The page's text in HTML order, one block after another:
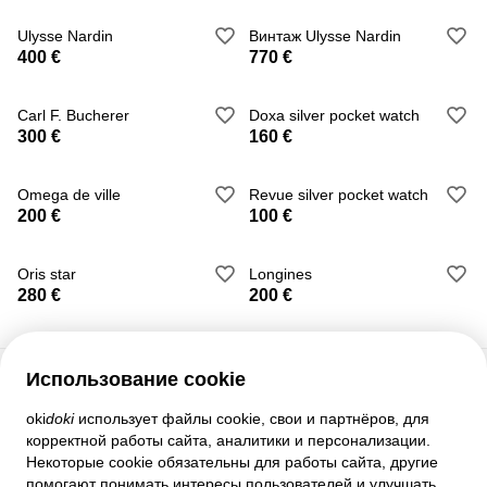
Ulysse Nardin
400 €
Винтаж Ulysse Nardin
770 €
Carl F. Bucherer
300 €
Doxa silver pocket watch
160 €
Omega de ville
200 €
Revue silver pocket watch
100 €
Oris star
280 €
Longines
200 €
Использование cookie
okidokiиспользует файлы cookie, свои и партнёров, для
корректной работы сайта, аналитики и персонализации.
Некоторые cookie обязательны для работы сайта, другие
Служба поддержки
Помощь
Правила и соглашения